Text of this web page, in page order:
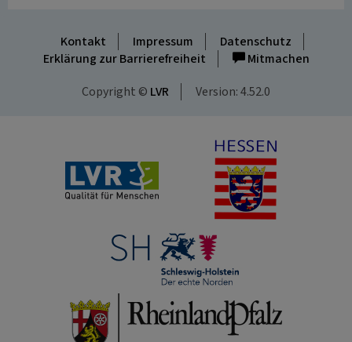
Kontakt Impressum
Datenschutz
Erklärung zur Barrierefreiheit
Mitmachen
Copyright © LVR Version: 4.52.0